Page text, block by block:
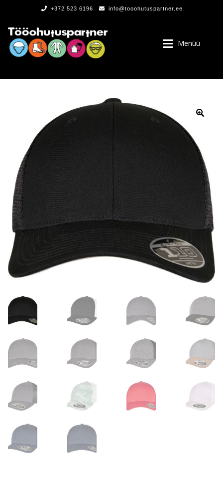
+372 523 6196 info@tooohutuspartner.ee
Menüü